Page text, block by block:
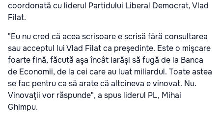
coordonată cu liderul Partidului Liberal Democrat, Vlad
Filat.
"Eu nu cred că acea scrisoare e scrisă fără consultarea
sau acceptul lui Vlad Filat ca preşedinte. Este o mişcare
foarte fină, făcută aşa încât iarăşi să fugă de la Banca
de Economii, de la cei care au luat miliardul. Toate astea
se fac pentru ca să arate că altcineva e vinovat. Nu.
Vinovaţii vor răspunde", a spus liderul PL, Mihai
Ghimpu.